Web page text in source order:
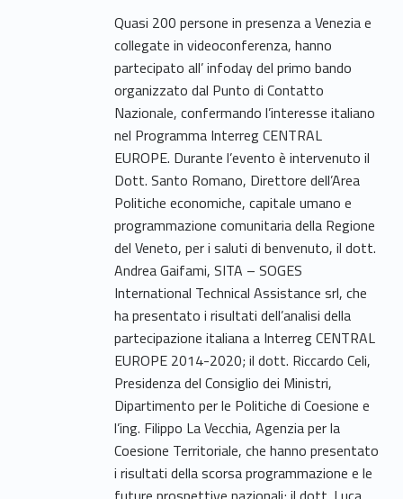
Quasi 200 persone in presenza a Venezia e
collegate in videoconferenza, hanno
partecipato all’ infoday del primo bando
organizzato dal Punto di Contatto
Nazionale, confermando l’interesse italiano
nel Programma Interreg CENTRAL
EUROPE. Durante l’evento è intervenuto il
Dott. Santo Romano, Direttore dell’Area
Politiche economiche, capitale umano e
programmazione comunitaria della Regione
del Veneto, per i saluti di benvenuto, il dott.
Andrea Gaifami, SITA – SOGES
International Technical Assistance srl, che
ha presentato i risultati dell’analisi della
partecipazione italiana a Interreg CENTRAL
EUROPE 2014-2020; il dott. Riccardo Celi,
Presidenza del Consiglio dei Ministri,
Dipartimento per le Politiche di Coesione e
l’ing. Filippo La Vecchia, Agenzia per la
Coesione Territoriale, che hanno presentato
i risultati della scorsa programmazione e le